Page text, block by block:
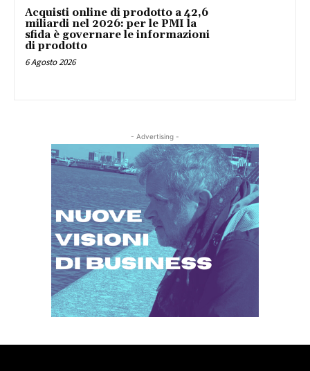
Acquisti online di prodotto a 42,6
miliardi nel 2026: per le PMI la
sfida è governare le informazioni
di prodotto
6 Agosto 2026
- Advertising -